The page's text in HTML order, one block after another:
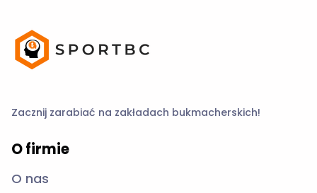
Zacznij zarabiać na zakładach bukmacherskich!
O firmie
O nas